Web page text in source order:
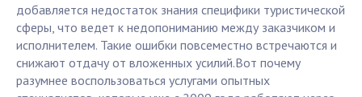
добавляется недостаток знания специфики туристической
сферы, что ведет к недопониманию между заказчиком и
исполнителем. Такие ошибки повсеместно встречаются и
снижают отдачу от вложенных усилий.Вот почему
разумнее воспользоваться услугами опытных